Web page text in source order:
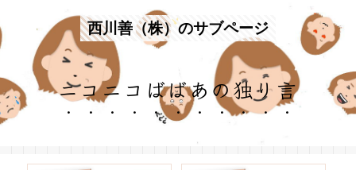
西川善（株）のサブページ
ニコニコばばあの独り言